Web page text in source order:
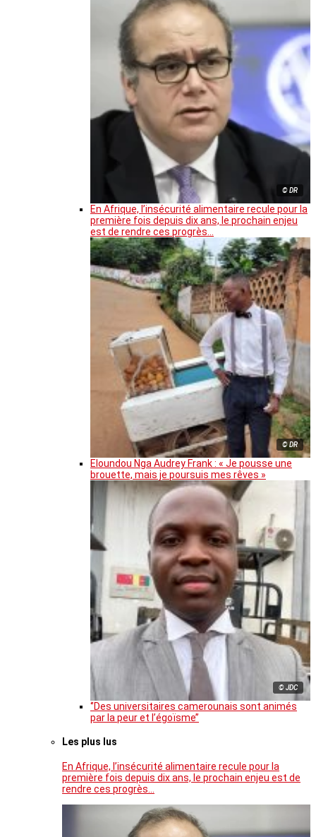
© DR
En Afrique, l’insécurité alimentaire recule pour la
première fois depuis dix ans, le prochain enjeu
est de rendre ces progrès…
© DR
Eloundou Nga Audrey Frank : « Je pousse une
brouette, mais je poursuis mes rêves »
© JDC
‘’Des universitaires camerounais sont animés
par la peur et l’égoïsme’’
Les plus lus
En Afrique, l’insécurité alimentaire recule pour la
première fois depuis dix ans, le prochain enjeu est de
rendre ces progrès…